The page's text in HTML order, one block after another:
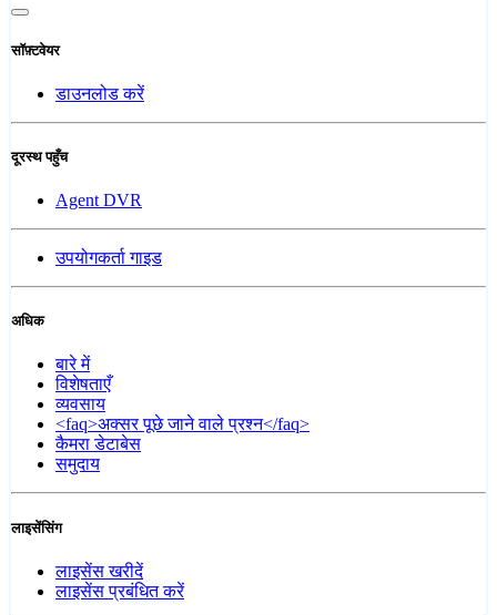
सॉफ़्टवेयर
डाउनलोड करें
दूरस्थ पहुँच
Agent DVR
उपयोगकर्ता गाइड
अधिक
बारे में
विशेषताएँ
व्यवसाय
<faq>अक्सर पूछे जाने वाले प्रश्न</faq>
कैमरा डेटाबेस
समुदाय
लाइसेंसिंग
लाइसेंस खरीदें
लाइसेंस प्रबंधित करें